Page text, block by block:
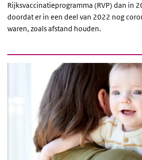
Rijksvaccinatieprogramma (RVP) dan in
doordat er in een deel van 2022 nog
waren, zoals afstand houden.